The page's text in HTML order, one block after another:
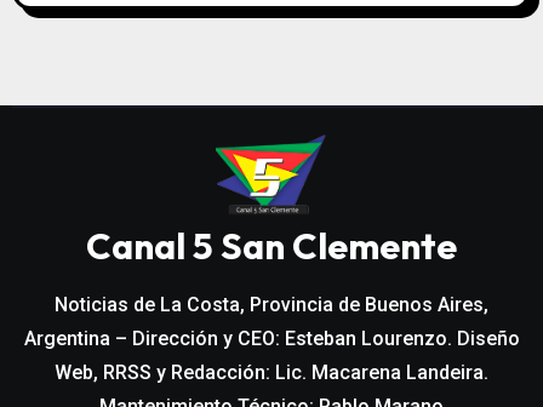
Canal 5 San Clemente
Noticias de La Costa, Provincia de Buenos Aires,
Argentina – Dirección y CEO: Esteban Lourenzo. Diseño
Web, RRSS y Redacción: Lic. Macarena Landeira.